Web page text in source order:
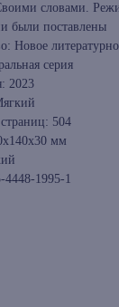
словами.
были поставлены
Новое
серия
2023
504
мм
4448-1995-1